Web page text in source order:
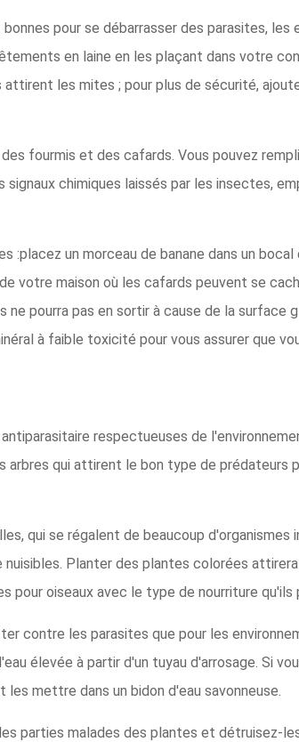
pour se débarrasser des parasites, les
en laine en les plaçant dans votre
les mites ; pour plus de sécurité,
fourmis et des cafards. Vous pouvez
chimiques laissés par les insectes,
un morceau de banane dans un
votre maison où les cafards peuvent se
pourra pas en sortir à cause de la surface
à faible toxicité pour vous assurer que
respectueuses de
qui attirent le bon type de prédateurs
qui se régalent de beaucoup d'organismes
Planter des plantes colorées attirera
oiseaux avec le type de nourriture qu'ils
contre les parasites que pour les
élevée à partir d'un tuyau d'arrosage. Si
mettre dans un bidon d'eau savonneuse.
parties malades des plantes et détruisez-